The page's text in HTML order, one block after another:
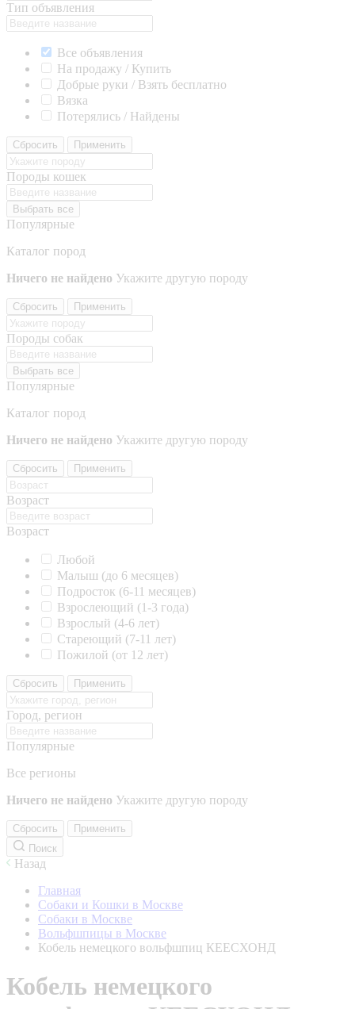
Тип объявления
Все объявления
На продажу / Купить
Добрые руки / Взять бесплатно
Вязка
Потерялись / Найдены
Сбросить Применить
Породы кошек
Выбрать все
Популярные
Каталог пород
Ничего не найдено Укажите другую породу
Сбросить Применить
Породы собак
Выбрать все
Популярные
Каталог пород
Ничего не найдено Укажите другую породу
Сбросить Применить
Возраст
Возраст
Любой
Малыш (до 6 месяцев)
Подросток (6-11 месяцев)
Взрослеющий (1-3 года)
Взрослый (4-6 лет)
Стареющий (7-11 лет)
Пожилой (от 12 лет)
Сбросить Применить
Город, регион
Популярные
Все регионы
Ничего не найдено Укажите другую породу
Сбросить
Применить
Поиск
Назад
Главная
Собаки и Кошки в Москве
Собаки в Москве
Вольфшпицы в Москве
Кобель немецкого вольфшпиц КЕЕСХОНД
Кобель немецкого